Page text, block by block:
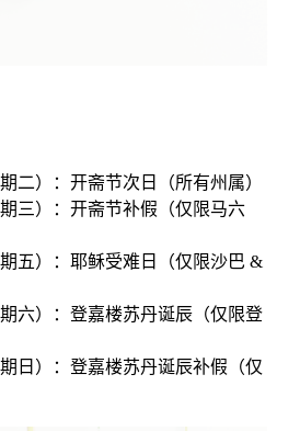
二）：开斋节次日（所有州属）
期三）：开斋节补假（仅限马六
期五）：耶稣受难日（仅限沙巴 &
期六）：登嘉楼苏丹诞辰（仅限登
期日）：登嘉楼苏丹诞辰补假（仅